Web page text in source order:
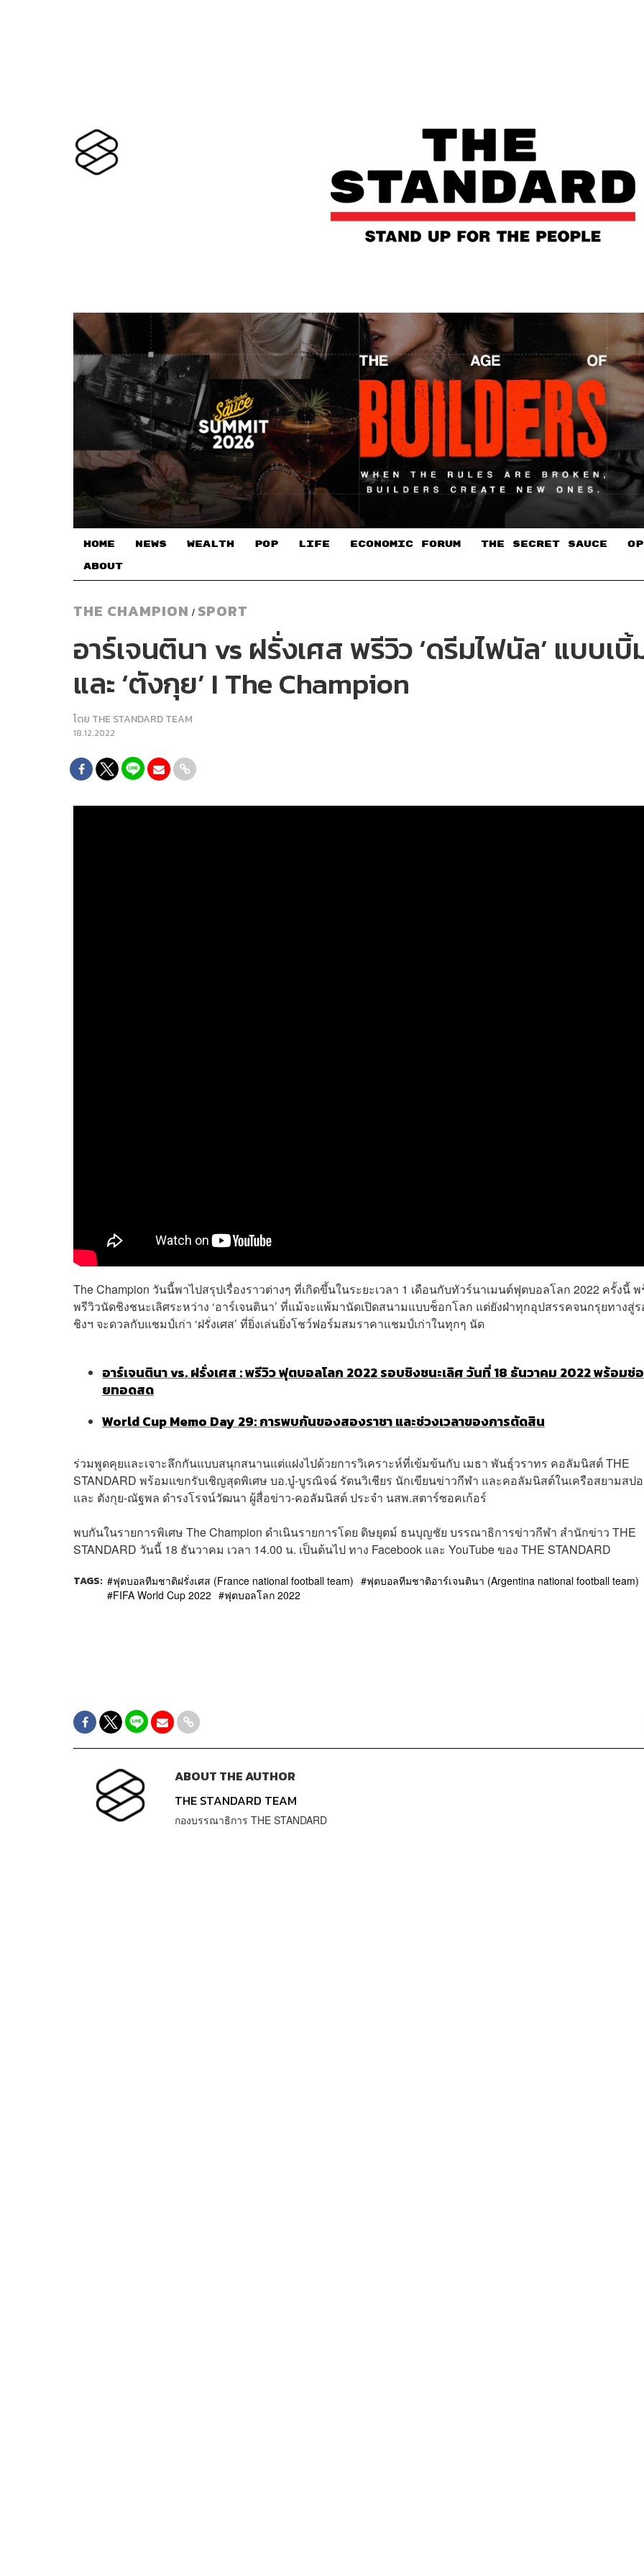
HOME NEWS WEALTH POP LIFE ECONOMIC FORUM THE SECRET SAUCE​
ABOUT
THE CHAMPION / SPORT
อาร์เจนตินา vs ฝรั่งเศส พรีวิว ‘ดรีมไฟนัล’ แบบเบิ้
และ ‘ตังกุย’ I The Champion
โดย THE STANDARD TEAM
18.12.2022
The Champion วันนี้พาไปสรุปเรื่องราวต่างๆ ที่เกิดขึ้นในระยะเวลา 1 เดือนกับทัวร์นาเมนต์ฟุตบอลโลก 2022 ครั้งนี้
พรีวิวนัดชิงชนะเลิศระหว่าง ‘อาร์เจนตินา’ ที่แม้จะแพ้มานัดเปิดสนามแบบช็อกโลก แต่ยังฝ่าทุกอุปสรรคจนกรุยทางสู่
ชิงฯ จะดวลกับแชมป์เก่า ‘ฝรั่งเศส’ ที่ยิ่งเล่นยิ่งโชว์ฟอร์มสมราคาแชมป์เก่าในทุกๆ นัด
อาร์เจนตินา vs. ฝรั่งเศส : พรีวิว ฟุตบอลโลก 2022 รอบชิงชนะเลิศ วันที่ 18 ธันวาคม 2022 พร้อมช่
ยทอดสด
World Cup Memo Day 29: การพบกันของสองราชา และช่วงเวลาของการตัดสิน
ร่วมพูดคุยและเจาะลึกกันแบบสนุกสนานแต่แฝงไปด้วยการวิเคราะห์ที่เข้มข้นกับ เมธา พันธุ์วราทร คอลัมนิสต์ THE
STANDARD พร้อมแขกรับเชิญสุดพิเศษ บอ.บู๋-บูรณิจฉ์ รัตนวิเชียร นักเขียนข่าวกีฬา และคอลัมนิสต์ในเครือสยามสป
และ ตังกุย-ณัฐพล ดำรงโรจน์วัฒนา ผู้สื่อข่าว-คอลัมนิสต์ ประจำ นสพ.สตาร์ซอคเก้อร์
พบกันในรายการพิเศษ The Champion ดำเนินรายการโดย ดิษยุตม์ ธนบุญชัย บรรณาธิการข่าวกีฬา สำนักข่าว THE
STANDARD วันนี้ 18 ธันวาคม เวลา 14.00 น. เป็นต้นไป ทาง Facebook และ YouTube ของ THE STANDARD
TAGS: ฟุตบอลทีมชาติฝรั่งเศส (France national football team)
ฟุตบอลทีมชาติอาร์เจนตินา (Argentina national football team)
FIFA World Cup 2022
ฟุตบอลโลก 2022
ABOUT THE AUTHOR
THE STANDARD TEAM
กองบรรณาธิการ THE STANDARD